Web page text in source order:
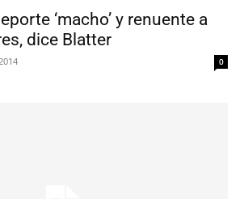
‘macho’ y renuente a
dice Blatter
0